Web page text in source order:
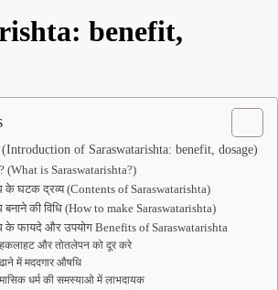
benefit,
(Introduction of Saraswatarishta: benefit, dosage)
(What is Saraswatarishta?)
के घटक द्रव्य (Contents of Saraswatarishta)
बनाने की विधि (How to make Saraswatarishta)
के फायदे और उपयोग Benefits of Saraswatarishta
हकलाहट और तोतलेपन को दूर करे
में मददगार औषधि
मासिक धर्म की समस्याओ में लाभदायक